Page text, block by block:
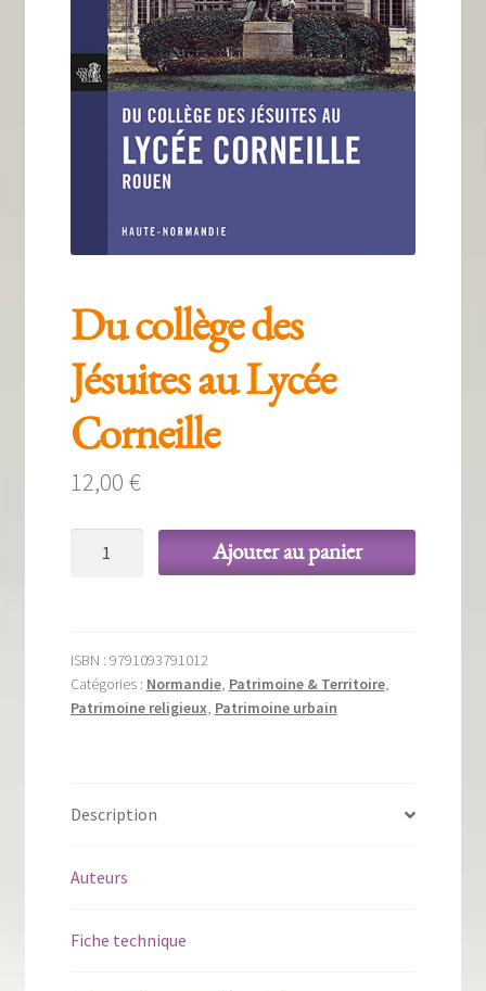
Tous nos livres
La qualité Lieux Dits
Qui sommes-nous ?
Du collège des
Jésuites au Lycée
Corneille
12,00 €
Jésuites
au
Ajouter au panier
ISBN : 9791093791012
Catégories : Normandie, Patrimoine & Territoire,
Patrimoine religieux, Patrimoine urbain
Description
Auteurs
Fiche technique